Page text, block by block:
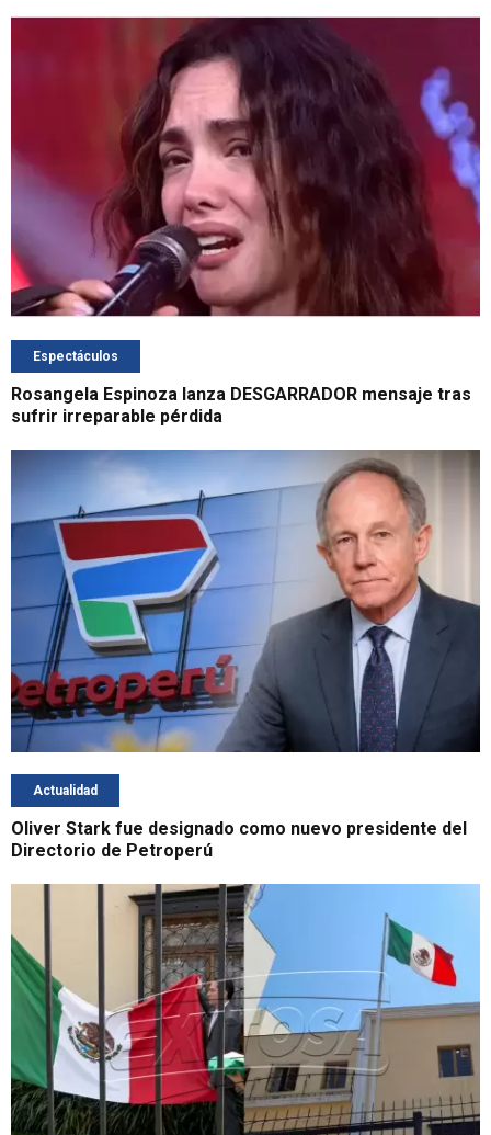
Espectáculos
Rosangela Espinoza lanza DESGARRADOR mensaje tras
sufrir irreparable pérdida
Actualidad
Oliver Stark fue designado como nuevo presidente del
Directorio de Petroperú